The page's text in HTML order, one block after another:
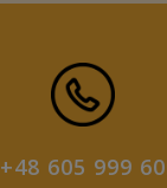
+48 605 999